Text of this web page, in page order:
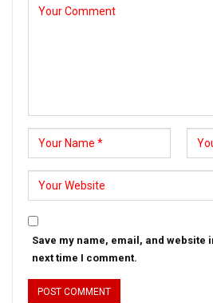
Save my name, email, and website
next time I comment.